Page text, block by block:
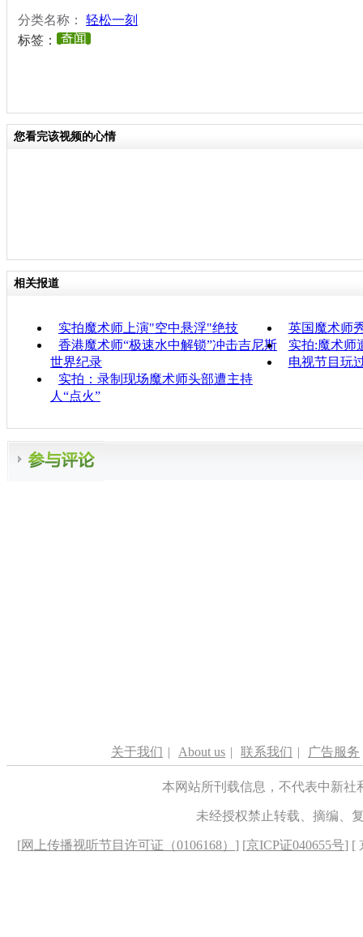
分类名称： 轻松一刻
标签：
奇闻
您看完该视频的心情
相关报道
实拍魔术师上演"空中悬浮"绝技
英国魔术师
香港魔术师“极速水中解锁”冲击吉尼斯
世界纪录
实拍:魔术师
电视节目玩
实拍：录制现场魔术师头部遭主持
人“点火”
关于我们 | About us | 联系我们 | 广告服务
本网站所刊载信息，不代表中新
未经授权禁止转载、摘编、
[网上传播视听节目许可证（0106168） ] [京ICP证040655号] [